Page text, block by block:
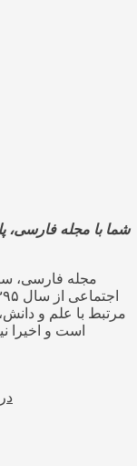
شما با مجله فارسی،
مجله فارسی،
مرتبط با علم و
است و اخیرا